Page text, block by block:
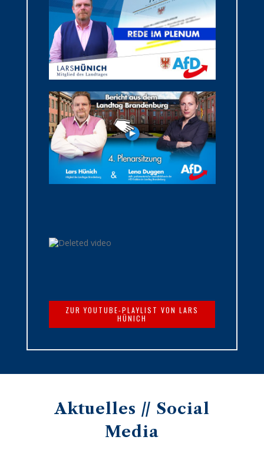
ZUR YOUTUBE-PLAYLIST VON LARS
HÜNICH
Aktuelles // Social
Media